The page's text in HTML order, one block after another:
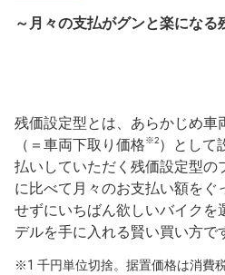
～月々の支払がグンと楽になる
残価設定型とは、あらかじめ車
（＝車両下取り価格※2）として
払いしていただく残価設定型の
に比べて月々のお支払い額をぐ
せずにいちばん欲しいバイクを
デルを手に入れる賢い買い方で
※1 千円単位切捨。据置価格は消費